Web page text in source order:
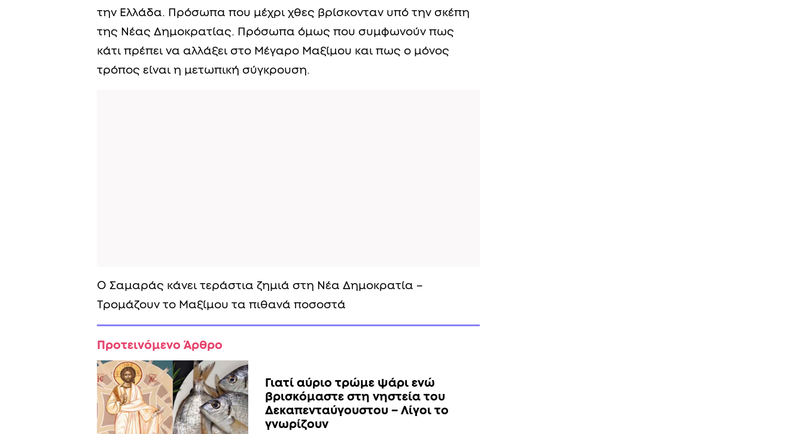
την Ελλάδα. Πρόσωπα που μέχρι χθες βρίσκονταν υπό την σκέπη
της Νέας Δημοκρατίας. Πρόσωπα όμως που συμφωνούν πως
κάτι πρέπει να αλλάξει στο Μέγαρο Μαξίμου και πως ο μόνος
τρόπος είναι η μετωπική σύγκρουση.
Ο Σαμαράς κάνει τεράστια ζημιά στη Νέα Δημοκρατία –
Τρομάζουν το Μαξίμου τα πιθανά ποσοστά
Προτεινόμενο Άρθρο
Γιατί αύριο τρώμε ψάρι ενώ
βρισκόμαστε στη νηστεία του
Δεκαπενταύγουστου – Λίγοι το
γνωρίζουν